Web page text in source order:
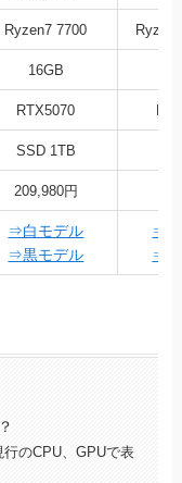
Ryzen7 7700
16GB
RTX5070
SSD 1TB
209,980円
⇒白モデル
⇒黒モデル
⇒
⇒
のCPU、GPUで表